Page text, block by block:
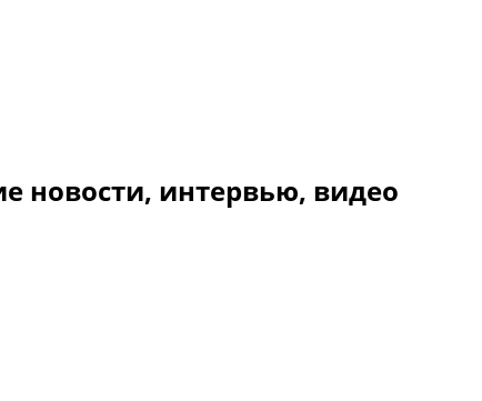
новости, интервью, видео